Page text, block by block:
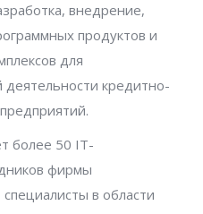
внедрение,
продуктов и
для
кредитно-
более 50 IT-
фирмы
в области